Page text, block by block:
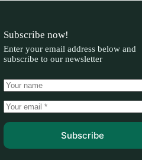
Subscribe now!
Enter your email address below and
subscribe to our newsletter
Subscribe